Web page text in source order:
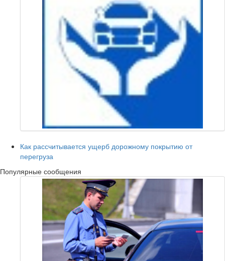
Как рассчитывается ущерб дорожному покрытию от
перегруза
Популярные сообщения